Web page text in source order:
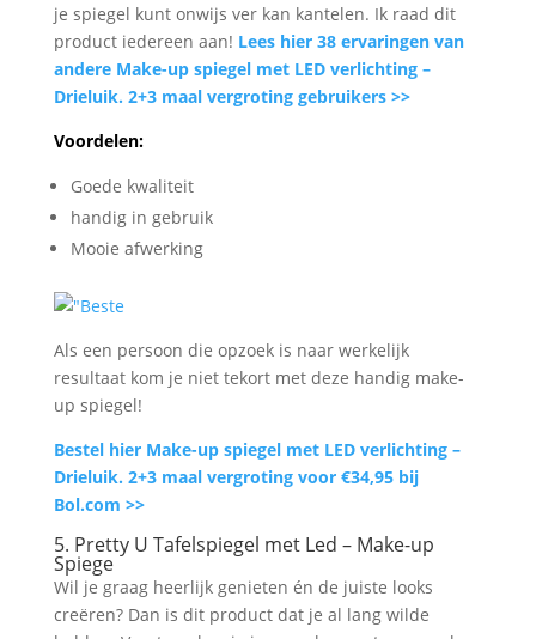
je spiegel kunt onwijs ver kan kantelen. Ik raad dit
product iedereen aan! Lees hier 38 ervaringen van
andere Make-up spiegel met LED verlichting –
Drieluik. 2+3 maal vergroting gebruikers >>
Voordelen:
Goede kwaliteit
handig in gebruik
Mooie afwerking
Als een persoon die opzoek is naar werkelijk
resultaat kom je niet tekort met deze handig make-
up spiegel!
Bestel hier Make-up spiegel met LED verlichting –
Drieluik. 2+3 maal vergroting voor €34,95 bij
Bol.com >>
5. Pretty U Tafelspiegel met Led – Make-up
Spiege
Wil je graag heerlijk genieten én de juiste looks
creëren? Dan is dit product dat je al lang wilde